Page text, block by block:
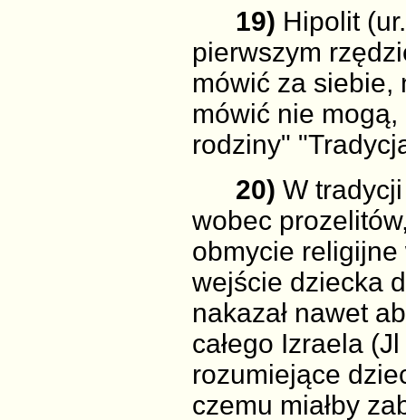
19) Hipolit
pierwszym
mówić za siebie,
mówić nie
rodziny"
20) W
wobec
obmycie religijne
wejście dziecka
nakazał nawet
całego Izraela
rozumiejące
czemu miałby